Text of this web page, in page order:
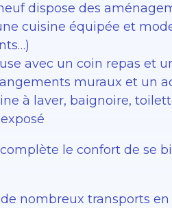
dispose des
cuisine équipée et
avec un coin repas et
muraux et un
à laver, baignoire,
le confort de se
nombreux transports